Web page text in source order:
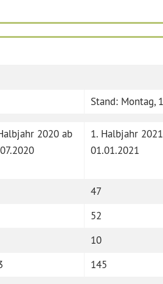
Stand: Montag,
2020 ab
1. Halbjahr
01.01.2021
47
52
10
145